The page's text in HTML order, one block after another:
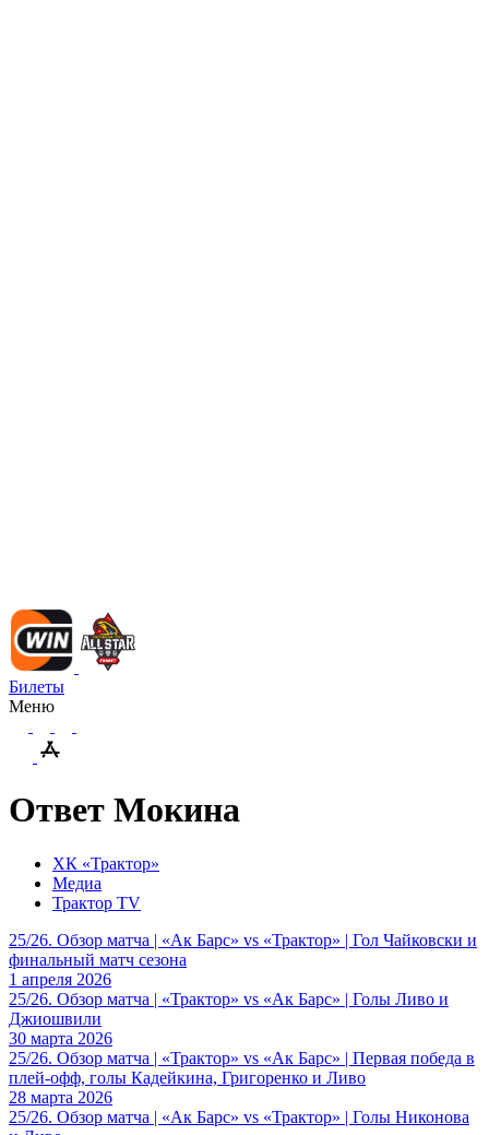
Билеты
Меню
Ответ Мокина
ХК «Трактор»
Медиа
Трактор TV
25/26. Обзор матча | «Ак Барс» vs «Трактор» | Гол Чайковски и
финальный матч сезона
1 апреля 2026
25/26. Обзор матча | «Трактор» vs «Ак Барс» | Голы Ливо и
Джиошвили
30 марта 2026
25/26. Обзор матча | «Трактор» vs «Ак Барс» | Первая победа в
плей-офф, голы Кадейкина, Григоренко и Ливо
28 марта 2026
25/26. Обзор матча | «Ак Барс» vs «Трактор» | Голы Никонова